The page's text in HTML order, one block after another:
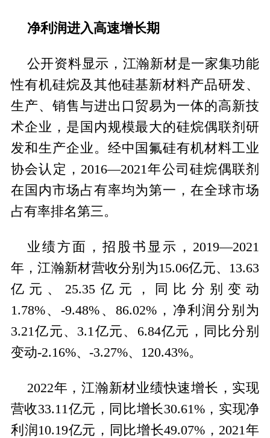
净利润进入高速增长期
公开资料显示，江瀚新材是一家集功能
性有机硅烷及其他硅基新材料产品研发、
生产、销售与进出口贸易为一体的高新技
术企业，是国内规模最大的硅烷偶联剂研
发和生产企业。经中国氟硅有机材料工业
协会认定，2016—2021年公司硅烷偶联剂
在国内市场占有率均为第一，在全球市场
占有率排名第三。
业绩方面，招股书显示，2019—2021
年，江瀚新材营收分别为15.06亿元、13.63
亿元、25.35亿元，同比分别变动
1.78%、-9.48%、86.02%，净利润分别为
3.21亿元、3.1亿元、6.84亿元，同比分别
变动-2.16%、-3.27%、120.43%。
2022年，江瀚新材业绩快速增长，实现
营收33.11亿元，同比增长30.61%，实现净
利润10.19亿元，同比增长49.07%，2021年